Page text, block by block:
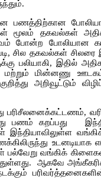
பணத்திற்கான
மூலம் தகவல்கள்
போன்ற போலியான
சில தகவல்கள்
பலியாகி, இதில்
மற்றும் மின்னணு
அறிவூட்டும்
பரிசீலனைக்கட்டணம்,
பணம் கறப்பது
இந்தியாவிலுள்ள
உடனடியாக
வங்கிக்
ஆகவே